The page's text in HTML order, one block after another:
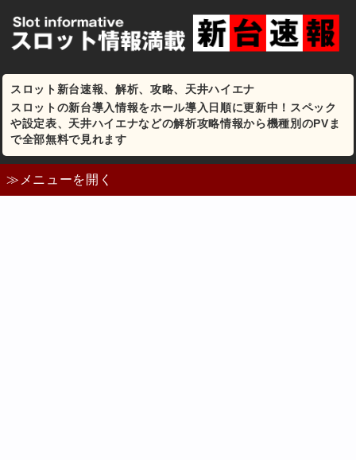
スロット新台速報、解析、攻略、天井ハイエナ
スロットの新台導入情報をホール導入日順に更新中！スペック
や設定表、天井ハイエナなどの解析攻略情報から機種別のPVま
で全部無料で見れます
≫メニューを開く